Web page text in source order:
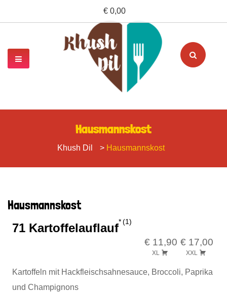
Hausmannskost
Khush Dil > Hausmannskost
Hausmannskost
71 Kartoffelauflauf 1
€ 11,90
XL
€ 17,00
XXL
Kartoffeln mit Hackfleischsahnesauce, Broccoli, Paprika
und Champignons
€ 0,00